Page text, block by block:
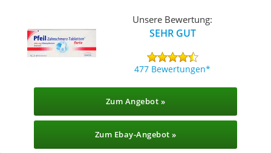
Unsere Bewertung:
SEHR GUT
477 Bewertungen
Zum Angebot »
Zum Ebay-Angebot »